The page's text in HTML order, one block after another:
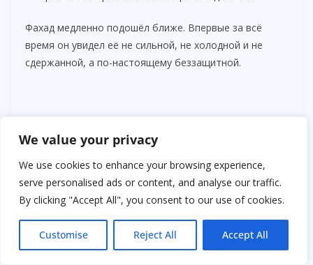
We value your privacy
We use cookies to enhance your browsing experience,
serve personalised ads or content, and analyse our traffic.
By clicking "Accept All", you consent to our use of cookies.
Customise Reject All Accept All
Фахад медленно подошёл ближе. Впервые за всё
время он увидел её не сильной, не холодной и не
сдержанной, а по-настоящему беззащитной.